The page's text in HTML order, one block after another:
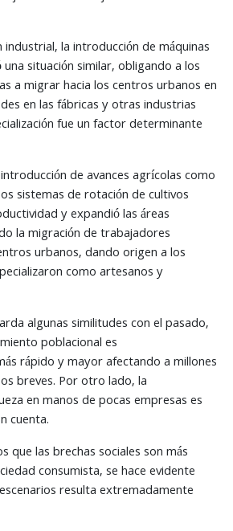
la introducción de máquinas
situación similar, obligando a los
a migrar hacia los centros urbanos en
en las fábricas y otras industrias
fue un factor determinante
de avances agrícolas como
sistemas de rotación de cultivos
y expandió las áreas
la migración de trabajadores
urbanos, dando origen a los
como artesanos y
algunas similitudes con el pasado,
poblacional es
rápido y mayor afectando a millones
breves. Por otro lado, la
en manos de pocas empresas es
cuenta.
que las brechas sociales son más
consumista, se hace evidente
resulta extremadamente